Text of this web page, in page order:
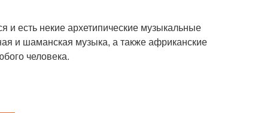
и есть некие архетипические музыкальные
и шаманская музыка, а также африканские
человека.